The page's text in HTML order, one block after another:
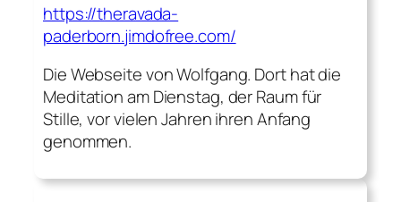
https://theravada-
paderborn.jimdofree.com/
Die Webseite von Wolfgang. Dort hat die
Meditation am Dienstag, der Raum für
Stille, vor vielen Jahren ihren Anfang
genommen.